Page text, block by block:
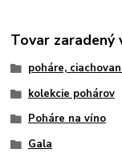
Tovar zaradený
poháre,
kolekcie pohárov
Poháre na víno
Gala